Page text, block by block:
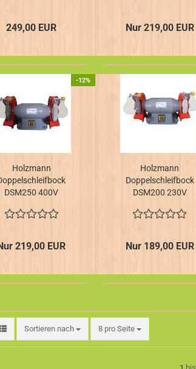
249,00 EUR Nur 219,00 EUR
-12%
Holzmann
DSM250 400V
219,00 EUR
Holzmann
Doppelschleifbock
DSM200 230V
Nur 189,00 EUR
Sortieren nach
Sortieren nach 8 pro Seite
pro Seite